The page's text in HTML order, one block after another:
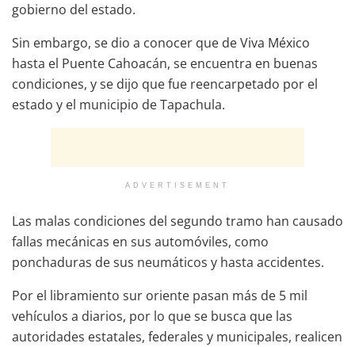
gobierno del estado.
Sin embargo, se dio a conocer que de Viva México
hasta el Puente Cahoacán, se encuentra en buenas
condiciones, y se dijo que fue reencarpetado por el
estado y el municipio de Tapachula.
ADVERTISEMENT
Las malas condiciones del segundo tramo han causado
fallas mecánicas en sus automóviles, como
ponchaduras de sus neumáticos y hasta accidentes.
Por el libramiento sur oriente pasan más de 5 mil
vehículos a diarios, por lo que se busca que las
autoridades estatales, federales y municipales, realicen